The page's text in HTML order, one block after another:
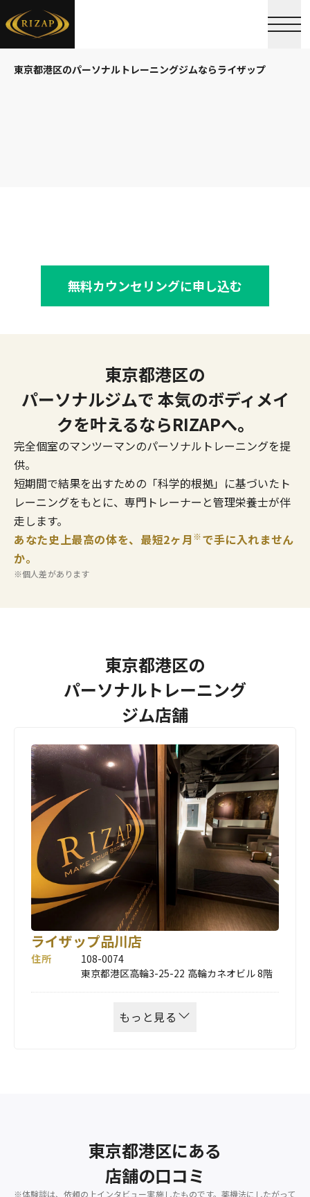
東京都港区のパーソナルトレーニングジムならライザップ
無料カウンセリングに申し込む
東京都港区の
パーソナルジムで 本気のボディメイ
クを叶えるならRIZAPへ。
完全個室のマンツーマンのパーソナルトレーニングを提
供。
短期間で結果を出すための「科学的根拠」に基づいたト
レーニングをもとに、専門トレーナーと管理栄養士が伴
走します。
あなた史上最高の体を、最短2ヶ月※で手に入れません
か。
※個人差があります
東京都港区の
パーソナルトレーニング
ジム店舗
ライザップ品川店
住所
108-0074
東京都港区高輪3-25-22 高輪カネオビル 8階
もっと見る
東京都港区にある
店舗の口コミ
※体験談は、依頼の上インタビュー実施したものです。薬機法にしたがって